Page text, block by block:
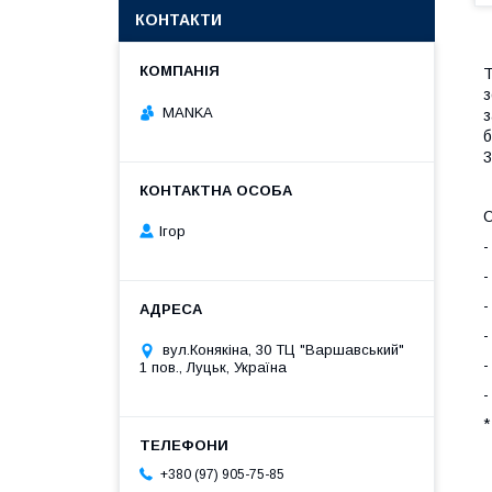
-
-
-
-
-
-
*
КОНТАКТИ
MANKA
Ігор
вул.Конякіна, 30 ТЦ "Варшавський"
1 пов., Луцьк, Україна
+380 (97) 905-75-85